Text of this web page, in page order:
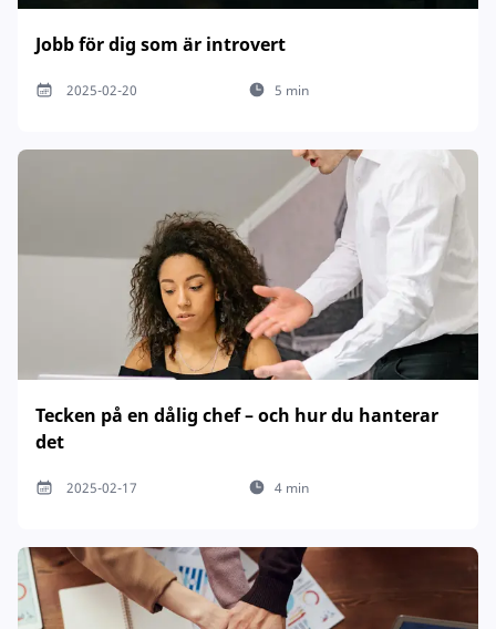
Jobb för dig som är introvert
2025-02-20 5 min
Tecken på en dålig chef – och hur du hanterar
det
2025-02-17 4 min